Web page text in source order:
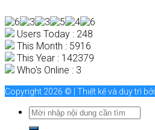
Users Today : 248
This Month : 5916
This Year : 142379
Who's Online : 3
Copyright 2026 © | Thiết kế và duy trì bởi